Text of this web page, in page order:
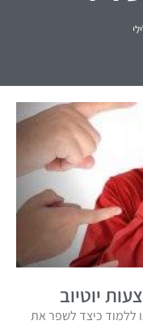
יוטיוב
ללמוד כיצד לשפר את